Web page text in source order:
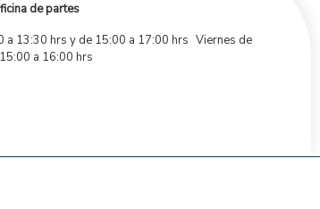
de partes
a 13:30 hrs y de 15:00 a 17:00 hrs Viernes de
a 16:00 hrs